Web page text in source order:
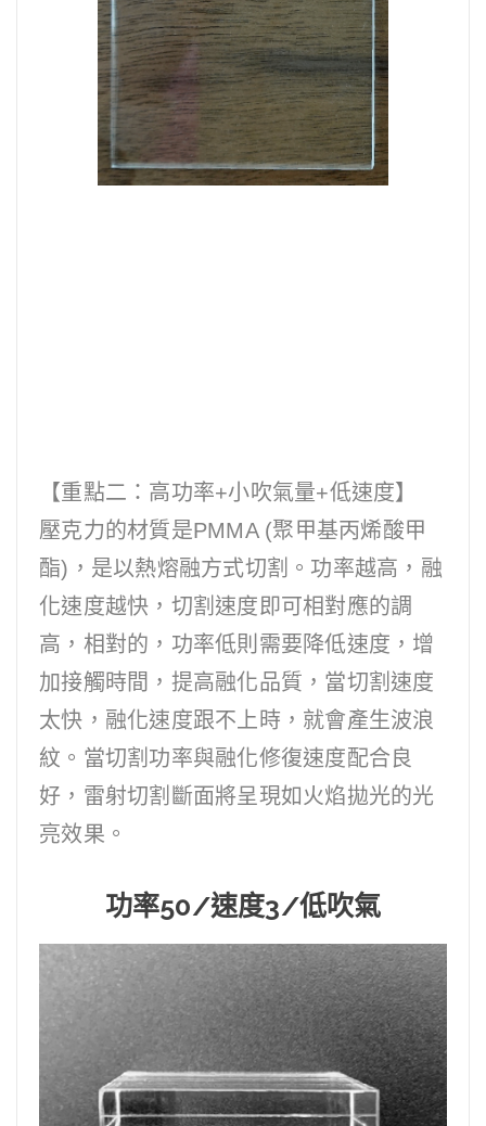
【重點二：高功率+小吹氣量+低速度】
壓克力的材質是PMMA (聚甲基丙烯酸甲
酯)，是以熱熔融方式切割。功率越高，融
化速度越快，切割速度即可相對應的調
高，相對的，功率低則需要降低速度，增
加接觸時間，提高融化品質，當切割速度
太快，融化速度跟不上時，就會產生波浪
紋。當切割功率與融化修復速度配合良
好，雷射切割斷面將呈現如火焰拋光的光
亮效果。
功率50/速度3/低吹氣